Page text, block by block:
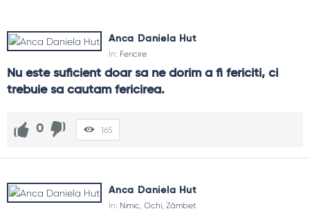
Anca Daniela Hut
In: Fericire
Nu este suficient doar sa ne dorim a fi fericiti, ci
trebuie sa cautam fericirea.
0 165
Anca Daniela Hut
In: Nimic, Ochi, Zâmbet